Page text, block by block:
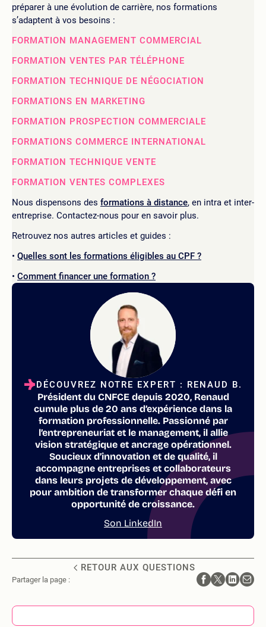
préparer à une évolution de carrière, nos formations
s’adaptent à vos besoins :
FORMATION MANAGEMENT COMMERCIAL
FORMATION VENTES PAR TÉLÉPHONE
FORMATION TECHNIQUE DE NÉGOCIATION
FORMATIONS EN MARKETING
FORMATION PROSPECTION COMMERCIALE
FORMATIONS COMMERCE INTERNATIONAL
FORMATION TECHNIQUE VENTE
FORMATION VENTES COMPLEXES
Nous dispensons des formations à distance, en intra et inter-
entreprise. Contactez-nous pour en savoir plus.
Retrouvez nos autres articles et guides :
Quelles sont les formations éligibles au CPF ?
Comment financer une formation ?
DÉCOUVREZ NOTRE EXPERT : RENAUD B.
Président du CNFCE depuis 2020, Renaud
cumule plus de 20 ans d’expérience dans la
formation professionnelle. Passionné par
l’entrepreneuriat et le management, il allie
vision stratégique et ancrage opérationnel.
Soucieux d’innovation et de qualité, il
accompagne entreprises et collaborateurs
dans leurs projets de développement, avec
pour ambition de transformer chaque défi en
opportunité de croissance.
Son LinkedIn
RETOUR AUX QUESTIONS
Partager la page :